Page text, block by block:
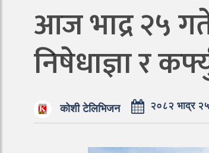
आज भाद्र २५
निषेधाज्ञा र
कोशी टेलिभिजन २०८२ भाद्र